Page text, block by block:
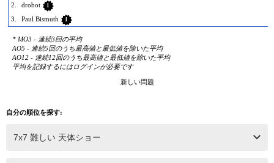
2. drobot 1
3. Paul Bismuth 1
* MO3 - 連続3回の平均
AO5 - 連続5回のうち最高値と最低値を除いた平均
AO12 - 連続12回のうち最高値と最低値を除いた平均
平均を記録するにはログインが必要です
新しい問題
自分の順位を探す: